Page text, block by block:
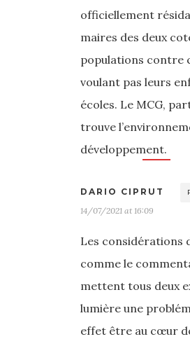
officiellement
maires des deux
populations contre
voulant pas leurs
écoles. Le MCG,
trouve
développement.
DARIO CIPRUT
14/07/2021 at 16:09
Les considérations
comme le
mettent tous deux
lumière une
effet être au cœur